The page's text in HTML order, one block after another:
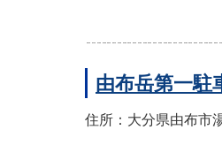
由布岳第一駐
住所：大分県由布市